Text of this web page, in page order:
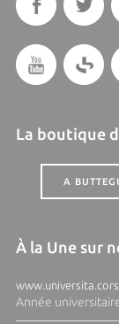
La boutique
A
À la Une sur
Année